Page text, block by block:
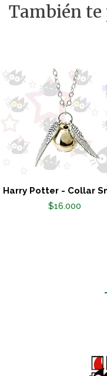
También te
Harry Potter - Collar
$16.000